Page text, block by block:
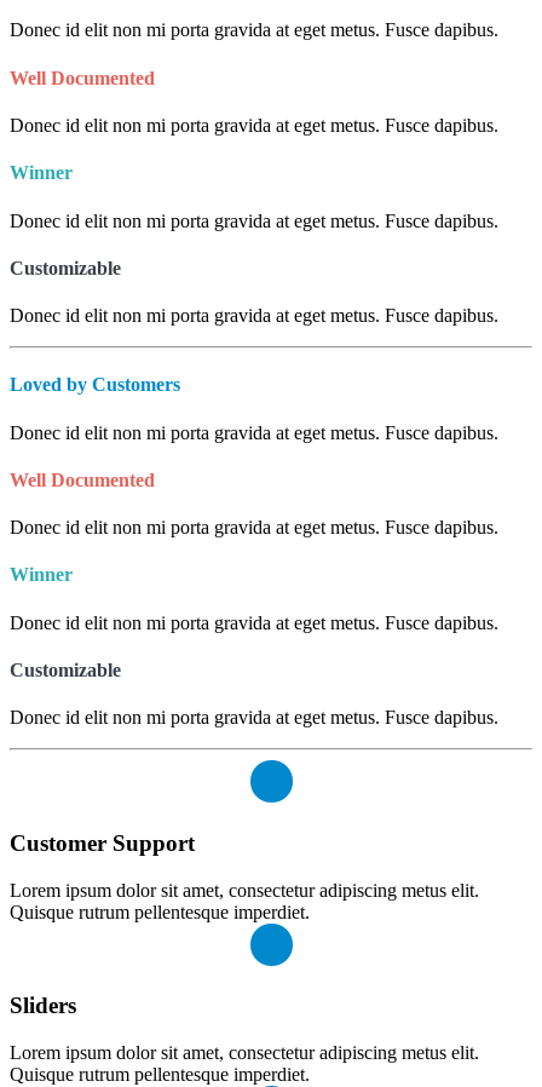
Donec id elit non mi porta gravida at eget metus. Fusce dapibus.
Well Documented
Donec id elit non mi porta gravida at eget metus. Fusce dapibus.
Winner
Donec id elit non mi porta gravida at eget metus. Fusce dapibus.
Customizable
Donec id elit non mi porta gravida at eget metus. Fusce dapibus.
Loved by Customers
Donec id elit non mi porta gravida at eget metus. Fusce dapibus.
Well Documented
Donec id elit non mi porta gravida at eget metus. Fusce dapibus.
Winner
Donec id elit non mi porta gravida at eget metus. Fusce dapibus.
Customizable
Donec id elit non mi porta gravida at eget metus. Fusce dapibus.
Customer Support
Lorem ipsum dolor sit amet, consectetur adipiscing metus elit.
Quisque rutrum pellentesque imperdiet.
Sliders
Lorem ipsum dolor sit amet, consectetur adipiscing metus elit.
Quisque rutrum pellentesque imperdiet.